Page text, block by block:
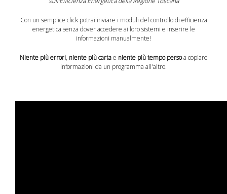
Con un semplice click potrai inviare i moduli del controllo di efficienza
energetica senza dover accedere ai loro sistemi e inserire le
informazioni manualmente!
Niente più errori, niente più cartae niente più tempo persoa copiare
informazioni da un programma all'altro.